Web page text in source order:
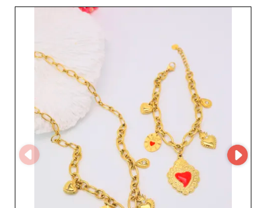
produkt zaprojektowano tak, aby przyciągał wzrok,
idealnie łącząc nowoczesną estetykę z wyjątkową
stylizację jednym z ich eleganckich topów, Dc Style
oferuje produkty, które podkreślą każdą kobiecą
stylizację. Oprócz wysokiej jakości produktów Dc Style
korzysta z MicroStore, zoptymalizowanej technologii
zapewniającej płynne i efektywne zarządzanie
zamówieniami. Przekłada się to na lepsze doświadczenia
klientów, krótszy czas realizacji oraz responsywną
obsługę, czyniąc Dc Style zaufanym partnerem, na
którym możesz polegać. Wybierając Dc Style, stawiasz
na rzetelnego hurtownika łączącego wysoką jakość
obsługi z poszukiwanymi produktami. To także przewaga
konkurencyjna dzięki dostępowi do ekskluzywnych
artykułów, które przyciągną uwagę w Twojej witrynie.
Wejdź do świata Dc Style i daj się oczarować ich
kreacjom, które zamienią Twoje kolekcje w prawdziwe
sukcesy wśród klientek.